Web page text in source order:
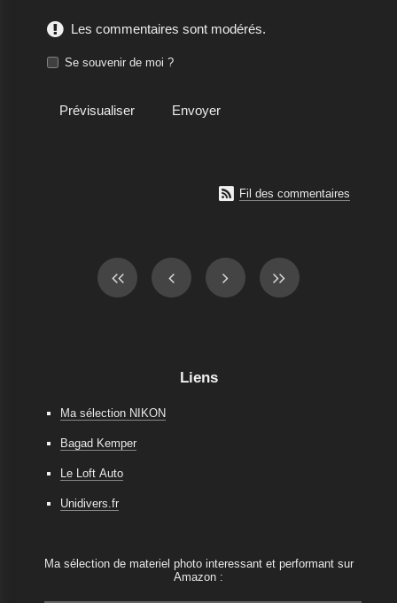
Les commentaires sont modérés.
Se souvenir de moi ?
 Fil des commentaires
Liens
Ma sélection NIKON
Bagad Kemper
Le Loft Auto
Unidivers.fr
Ma sélection de materiel photo interessant et performant sur
Amazon :